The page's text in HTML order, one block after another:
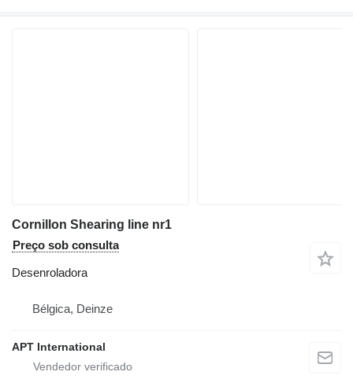
Cornillon Shearing line nr1
Preço sob consulta
Desenroladora
Bélgica, Deinze
APT International